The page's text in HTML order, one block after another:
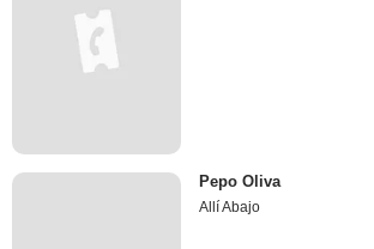
Pepo Oliva
Allí Abajo